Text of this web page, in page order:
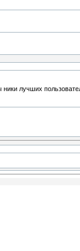
лучших